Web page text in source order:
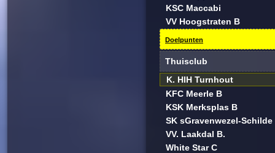
KSC Maccabi
VV Hoogstraten B
Doelpunten
Thuisclub
K. HIH Turnhout
KFC Meerle B
KSK Merksplas B
SK sGravenwezel-Schilde
VV. Laakdal B.
White Star C